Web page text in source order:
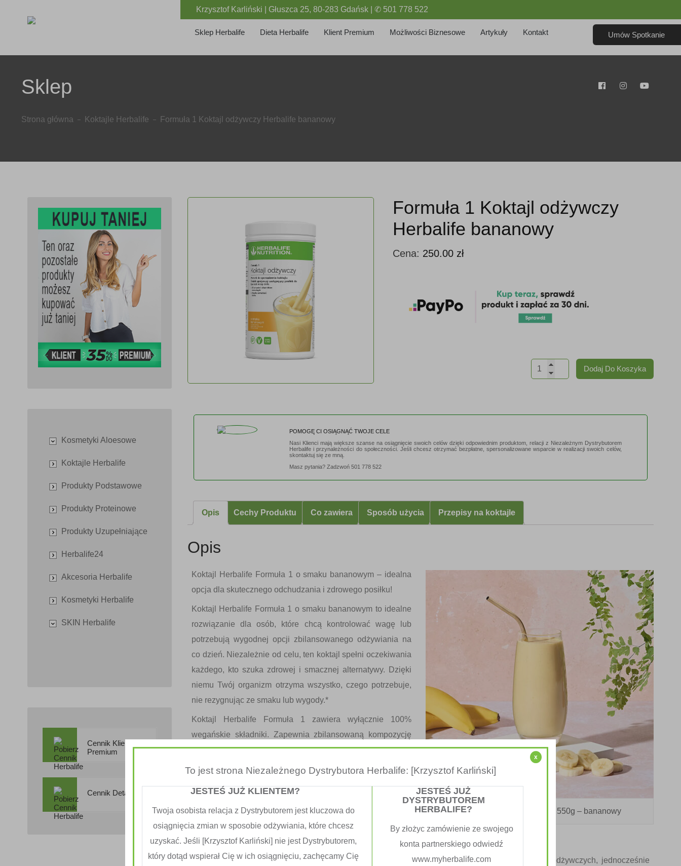
Krzysztof Karliński | Głuszca 25, 80-283 Gdańsk | ✆ 501 778 522
Sklep Herbalife Dieta Herbalife Klient Premium Możliwości Biznesowe Artykuły Kontakt Umów Spotkanie
Sklep
Strona główna Koktajle Herbalife Formuła 1 Koktajl odżywczy Herbalife bananowy
Kosmetyki Aloesowe
Koktajle Herbalife
Produkty Podstawowe
Produkty Proteinowe
Produkty Uzupełniające
Herbalife24
Akcesoria Herbalife
Kosmetyki Herbalife
SKIN Herbalife
Cennik Klienta
Premium
Cennik Detaliczny
Formuła 1 Koktajl odżywczy
Herbalife bananowy
Cena: 250.00 zł
ilość
odżywczy
Dodaj Do Koszyka
POMOGĘ CI OSIĄGNĄĆ TWOJE CELE
Nasi Klienci mają większe szanse na osiągnięcie swoich celów dzięki odpowiednim produktom, relacji z Niezależnym Dystrybutorem
Herbalife i przynależności do społeczności. Jeśli chcesz otrzymać bezpłatne, spersonalizowane wsparcie w realizacji swoich celów,
skontaktuj się ze mną.
Masz pytania? Zadzwoń501 778 522
Opis Cechy Produktu Co zawiera Sposób użycia Przepisy na koktajle
Opis
Formuła 1 koktajl Herbalife 550g – bananowy
Koktajl Herbalife Formuła 1 o smaku bananowym – idealna
opcja dla skutecznego odchudzania i zdrowego posiłku!
Koktajl Herbalife Formuła 1 o smaku bananowym to idealne
rozwiązanie dla osób, które chcą kontrolować wagę lub
potrzebują wygodnej opcji zbilansowanego odżywiania na
co dzień. Niezależnie od celu, ten koktajl spełni oczekiwania
każdego, kto szuka zdrowej i smacznej alternatywy. Dzięki
niemu Twój organizm otrzyma wszystko, czego potrzebuje,
nie rezygnując ze smaku lub wygody.*
Koktajl Herbalife Formuła 1 zawiera wyłącznie 100%
wegańskie składniki. Zapewnia zbilansowaną kompozycję
kluczowych składników odżywczych, takich jak białko
roślinne, węglowodany, błonnik, witaminy oraz składniki
cele dotyczące kontroli wagi i dobrego samopoczucia, nie
rezygnując z jakościowej wartości odżywiania.
Ten koktajl sprawdzi się doskonale jako pożywna
alternatywa dla zwykłych posiłków – śniadania, lunchu czy
kolacji. Stworzono Formułę 1 w taki sposób, by zapewnić odpowiednią równowagę składników odżywczych, jednocześnie
x
To jest strona Niezależnego Dystrybutora Herbalife: [Krzysztof Karliński]
JESTEŚ JUŻ KLIENTEM?
Twoja osobista relacja z Dystrybutorem jest kluczowa do
osiągnięcia zmian w sposobie odżywiania, które chcesz
uzyskać. Jeśli [Krzysztof Karliński] nie jest Dystrybutorem,
który dotąd wspierał Cię w ich osiągnięciu, zachęcamy Cię
JESTEŚ JUŻ
DYSTRYBUTOREM
HERBALIFE?
By złożyc zamówienie ze swojego
konta partnerskiego odwiedź
www.myherbalife.com